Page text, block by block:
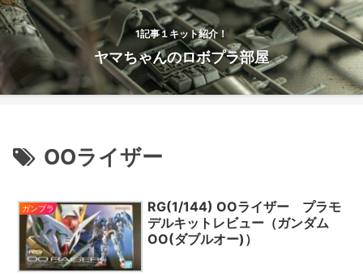
1記事１キット紹介！
ヤマちゃんのロボプラ部屋
OOライザー
ガンプラ
RG(1/144) OOライザー プラモ
デルキットレビュー（ガンダム
OO(ダブルオー)）